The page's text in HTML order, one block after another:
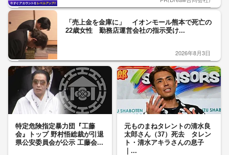
「売上金を金庫に」 イオンモール熊本で死亡の
22歳女性 勤務店運営会社の指示受け...
2026年8月3日
特定危険指定暴力団『工藤
会』トップ 野村悟総裁が引退
県公安委員会が公示 工藤会...
元ものまねタレントの清水良
太郎さん（37）死去 タレン
ト・清水アキラさんの息子
｜...